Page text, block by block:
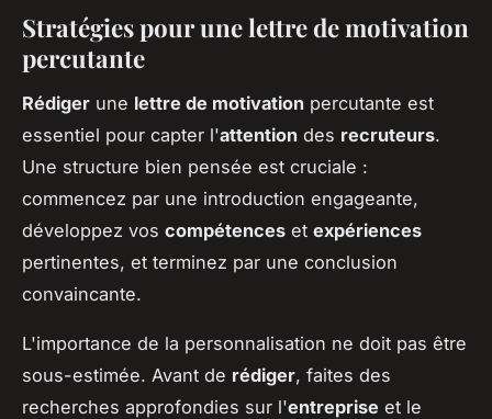
Stratégies pour une lettre de motivation
percutante
Rédiger une lettre de motivation percutante est
essentiel pour capter l'attention des recruteurs.
Une structure bien pensée est cruciale :
commencez par une introduction engageante,
développez vos compétences et expériences
pertinentes, et terminez par une conclusion
convaincante.
L'importance de la personnalisation ne doit pas être
sous-estimée. Avant de rédiger, faites des
recherches approfondies sur l'entreprise et le